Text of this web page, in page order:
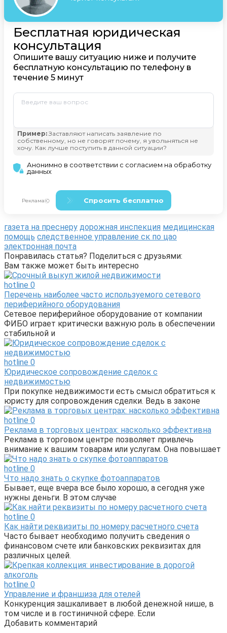
газета на преснеру дорожная инспекция медицинская
помощь следственное управление ск по цао
электронная почта
Понравилась статья? Поделиться с друзьями:
Вам также может быть интересно
hotline 0
Перечень наиболее часто используемого сетевого
периферийного оборудования
Сетевое периферийное оборудование от компании
ФИБО играет критически важную роль в обеспечении
стабильной и
hotline 0
Юридическое сопровождение сделок с
недвижимостью
При покупке недвижимости есть смысл обратиться к
юристу для сопровождения сделки. Ведь в законе
hotline 0
Реклама в торговых центрах: насколько эффективна
Реклама в торговом центре позволяет привлечь
внимание к вашим товарам или услугам. Она повышает
hotline 0
Что надо знать о скупке фотоаппаратов
Бывает, еще вчера все было хорошо, а сегодня уже
нужны деньги. В этом случае
hotline 0
Как найти реквизиты по номеру расчетного счета
Часто бывает необходимо получить сведения о
финансовом счете или банковских реквизитах для
различных целей.
hotline 0
Управление и франшиза для отелей
Конкуренция зашкаливает в любой денежной нише, в
том числе и в гостиничной сфере. Если
Добавить комментарий